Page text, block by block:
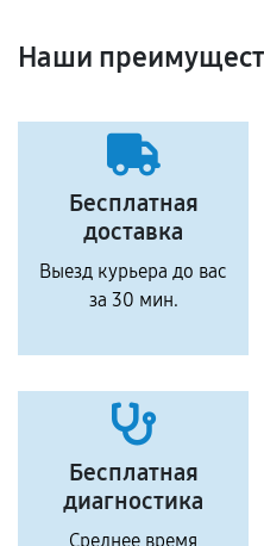
Наши
Бесплатная
доставка
Выезд курьера до вас
за 30 мин.
Бесплатная
диагностика
Среднее время